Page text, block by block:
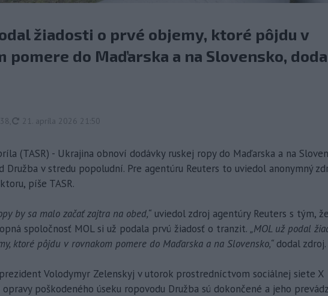
žiadosti o prvé objemy, ktoré pôjdu v
pomere do Maďarska a na Slovensko,
aktualizované
21. apríla 2026 21:50
(TASR) - Ukrajina obnoví dodávky ruskej ropy do Maďarska a na
Družba v stredu popoludní. Pre agentúru Reuters to uviedol anonymný
píše TASR.
by sa malo začať zajtra na obed,“ uviedol zdroj agentúry Reuters s tým, že
spoločnosť MOL si už podala prvú žiadosť o tranzit. „MOL už podal
ktoré pôjdu v rovnakom pomere do Maďarska a na Slovensko,“ dodal zdroj.
Volodymyr Zelenskyj v utorok prostredníctvom sociálnej siete X
poškodeného úseku ropovodu Družba sú dokončené a jeho